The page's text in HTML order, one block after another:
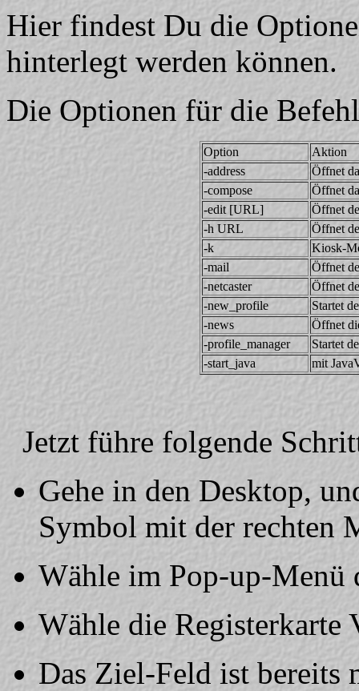
Hier findest Du die
hinterlegt werden können.
Die Optionen für die
Option
Aktion
-address
Öffnet
-compose
Öffnet
-edit [URL]
Öffnet
-h URL
Öffnet
-k
Kiosk-
-mail
Öffnet
-netcaster
Öffnet
-new_profile
Startet
-news
Öffnet
-profile_manager
Startet
-start_java
mit
Jetzt führe folgende
Gehe in den Desktop,
Symbol mit der rechten
Wähle im Pop-up-Menü
Wähle die Registerkarte
Das Ziel-Feld ist bereits